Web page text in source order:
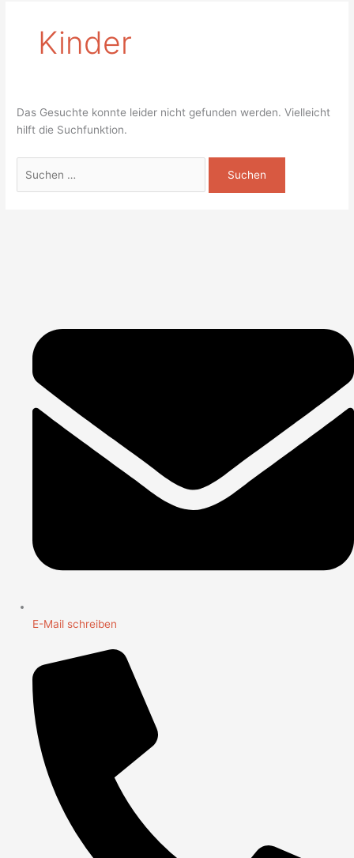
Kinder
Das Gesuchte konnte leider nicht gefunden werden. Vielleicht
hilft die Suchfunktion.
E-Mail schreiben